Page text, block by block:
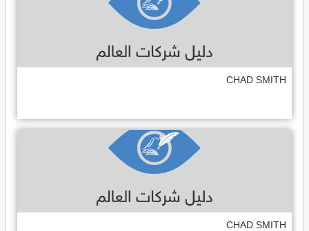
CHAD SMITH
CHAD SMITH